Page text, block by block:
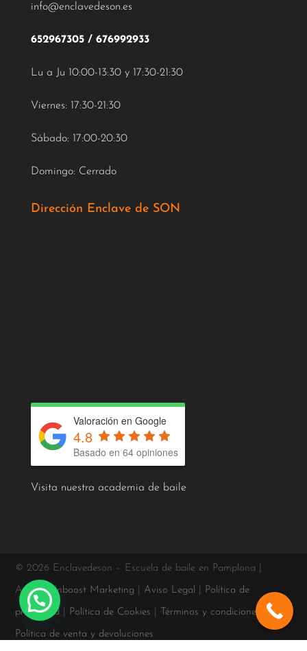
info@enclavedeson.es
652967305/ 676992933
Lu a Ju 10:00-13:30 y 17:30-21:30
Viernes: 17:30-21:30
Sábado: 17:00-20:30
Domingo: Cerrado
Dirección Enclave de SON
Valoración en Google
4.8
Basado en 64 opiniones
Visita nuestra academia de baile
© 2026 Enclavedeson – Escuela de baile en Pamplona |
AgenciaInboost Marketing Aviso Legal Política de
privacidad Política de Cookies Términos y condiciones |
Política de venta y devoluciones